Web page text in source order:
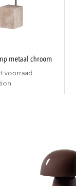
metaal chroom
voorraad